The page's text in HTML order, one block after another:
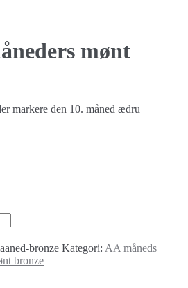
mønt
markere den 10. måned ædru
bronze Kategori: AA måneds
bronze